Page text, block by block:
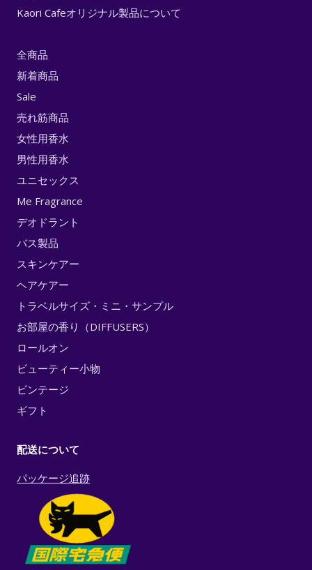
Kaori Cafeオリジナル製品について
全商品
新着商品
Sale
売れ筋商品
女性用香水
男性用香水
ユニセックス
Me Fragrance
デオドラント
バス製品
スキンケアー
ヘアケアー
トラベルサイズ・ミニ・サンプル
お部屋の香り（DIFFUSERS）
ロールオン
ビューティー小物
ビンテージ
ギフト
配送について
パッケージ追跡